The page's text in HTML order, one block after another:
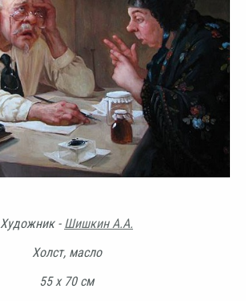
Художник - Шишкин А.А.
Холст, масло
55 х 70 см